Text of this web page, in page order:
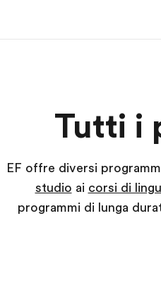
Vedi la nostra offertaTutti i
EF offre diversi
studio ai corsi di
programmi di lunga